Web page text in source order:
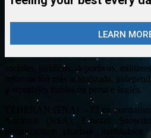
sociales, jurídicos, deportivos,
información más actualizada,
y reportajes fiables en persa e Inglés.
TEHERAN (FNA) – El ex
Nacional (NSA), Edward
proporcionan pruebas